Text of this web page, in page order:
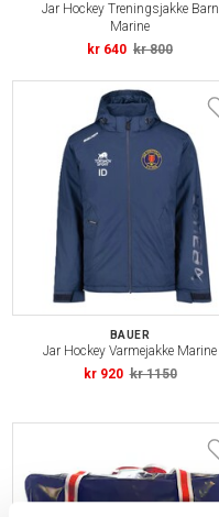
Jar Hockey Treningsjakke Barn
Marine
kr 640 kr 800
BAUER
Jar Hockey Varmejakke Marine
kr 920 kr 1150